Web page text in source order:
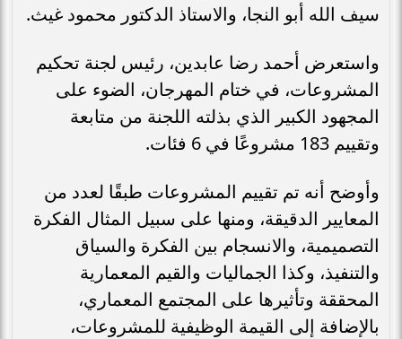
سيف الله أبو النجا، والاستاذ الدكتور محمود غيث.
واستعرض أحمد رضا عابدين، رئيس لجنة تحكيم
المشروعات، في ختام المهرجان، الضوء على
المجهود الكبير الذي بذلته اللجنة من متابعة
وتقييم 183 مشروعًا في 6 فئات.
وأوضح أنه تم تقييم المشروعات طبقًا لعدد من
المعايير الدقيقة، ومنها على سبيل المثال الفكرة
التصميمية، والانسجام بين الفكرة والسياق
والتنفيذ، وكذا الجماليات والقيم المعمارية
المحققة وتأثيرها على المجتمع المعماري،
بالإضافة إلى القيمة الوظيفية للمشروعات،